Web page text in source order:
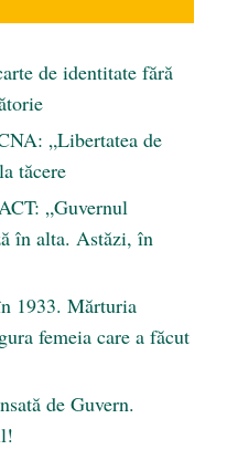
de identitate fără
„Libertatea de
tăcere
„Guvernul
în alta. Astăzi, în
1933. Mărturia
femeia care a făcut
de Guvern.